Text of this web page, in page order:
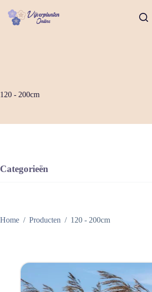
naar
120 - 200cm
Home / Producten / 120 - 200cm
Categorieën